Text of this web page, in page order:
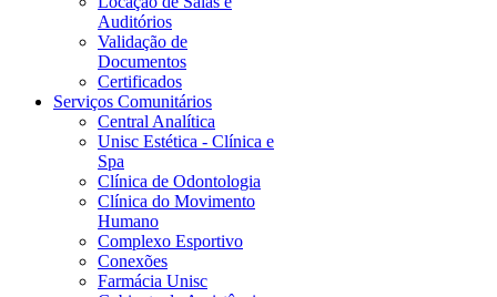
Auditórios
Validação de
Documentos
Certificados
Serviços Comunitários
Central Analítica
Unisc Estética - Clínica e
Spa
Clínica de Odontologia
Clínica do Movimento
Humano
Complexo Esportivo
Conexões
Farmácia Unisc